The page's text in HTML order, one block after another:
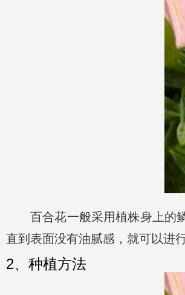
百合花一般采用植株身上的
直到表面没有油腻感，就可以进
2、种植方法